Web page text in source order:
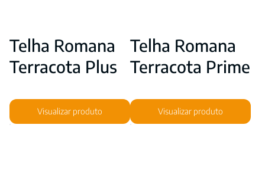
Telha Romana
Terracota Plus
Visualizar produto
Telha Romana
Terracota Prime
Visualizar produto